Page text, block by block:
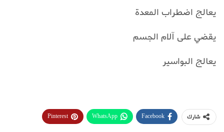
يعالج اضطراب المعدة
يقضي على آلام الجسم
يعالج البواسير
شارك Facebook
WhatsApp
Pinterest